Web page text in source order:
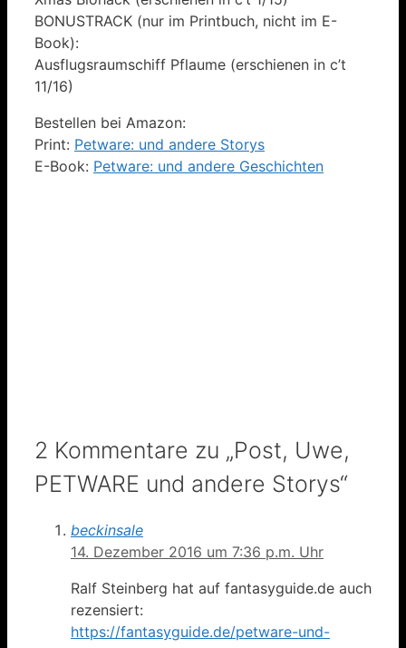
BONUSTRACK (nur im Printbuch, nicht im E-
Book):
Ausflugsraumschiff Pflaume (erschienen in c’t
11/16)
Bestellen bei Amazon:
Print: Petware: und andere Storys
E-Book: Petware: und andere Geschichten
2 Kommentare zu „Post, Uwe,
PETWARE und andere Storys“
beckinsale
14. Dezember 2016 um 7:36 p.m. Uhr
Ralf Steinberg hat auf fantasyguide.de auch
rezensiert:
https://fantasyguide.de/petware-und-